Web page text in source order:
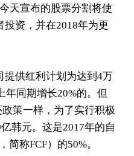
天宣布的股票分割将使
资，并在2018年为更
提供红利计划为达到4万
年同期增长20%的。但
策一样，为了实行积极
韩元。这是2017年的自
简称FCF）的50%。